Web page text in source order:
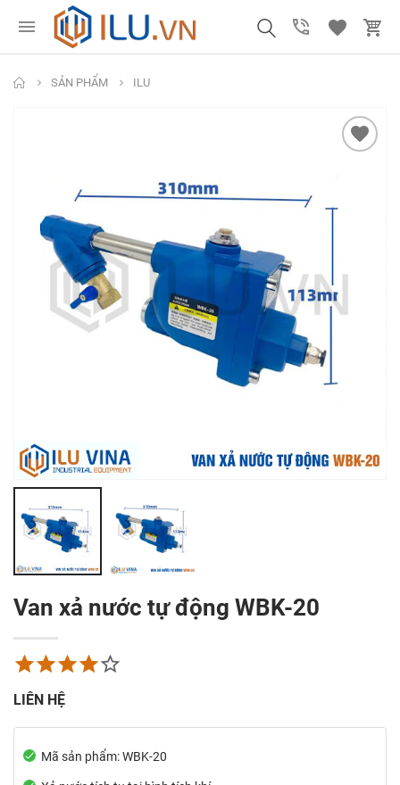
SẢN PHẨM ILU
Van xả nước tự động WBK-20
LIÊN HỆ
Mã sản phẩm: WBK-20
ZCUT-9
0
Lọc tách dầu
0 0₫